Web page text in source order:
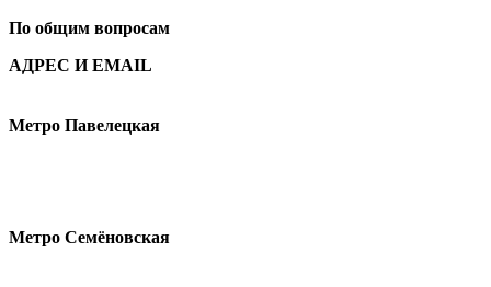
По общим вопросам
АДРЕС И EMAIL
Метро Павелецкая
Метро Семёновская